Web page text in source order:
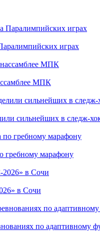
играх
МПК
сильнейших в следж-
гребному марафону
в Сочи
по адаптивному